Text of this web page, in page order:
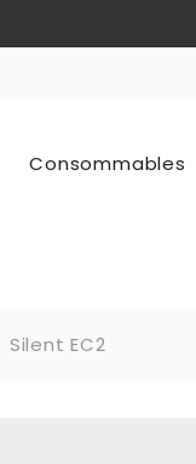
Consommables
Silent EC2